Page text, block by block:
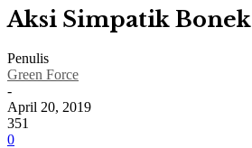
Aksi Simpatik Bonek
Penulis
Green Force
-
April 20, 2019
351
0